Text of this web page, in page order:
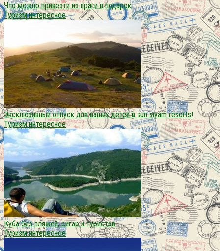
Что можно привезти из праги в подарок
Туризм интересное
Эксклюзивный отпуск для ваших детей в sun siyam resorts!
Туризм интересное
Куба без пляжей, сигар и туристов
Туризм интересное